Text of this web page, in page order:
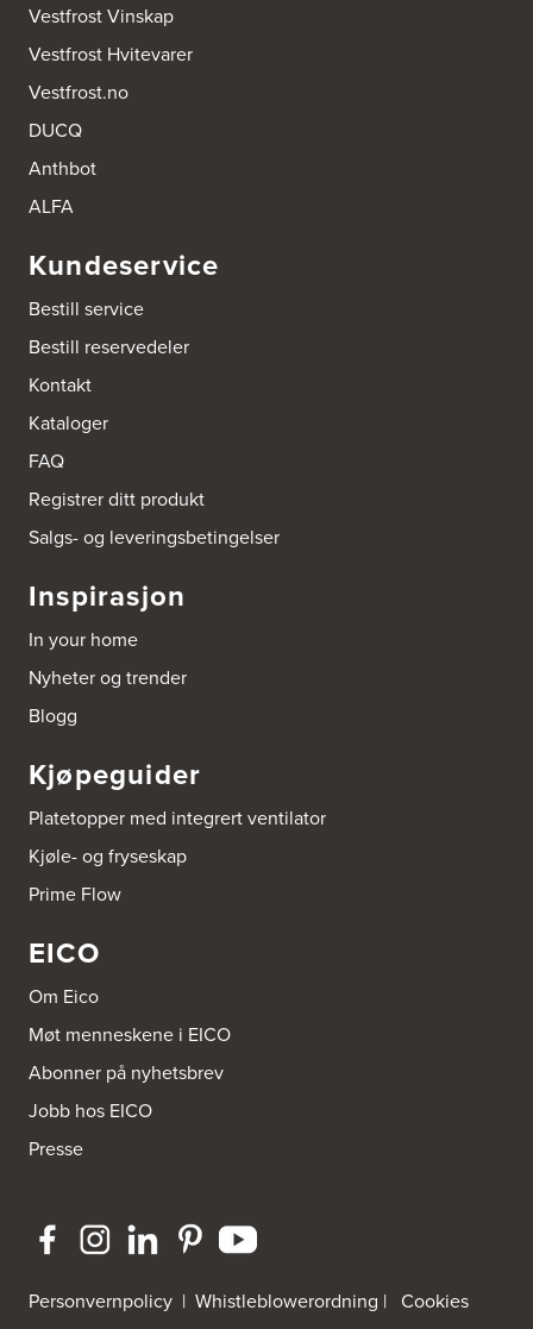
Vestfrost Vinskap
Vestfrost Hvitevarer
Vestfrost.no
DUCQ
Anthbot
ALFA
Kundeservice
Bestill service
Bestill reservedeler
Kontakt
Kataloger
FAQ
Registrer ditt produkt
Salgs- og leveringsbetingelser
Inspirasjon
In your home
Nyheter og trender
Blogg
Kjøpeguider
Platetopper med integrert ventilator
Kjøle- og fryseskap
Prime Flow
EICO
Om Eico
Møt menneskene i EICO
Abonner på nyhetsbrev
Jobb hos EICO
Presse
Personvernpolicy | Whistleblowerordning | Cookies